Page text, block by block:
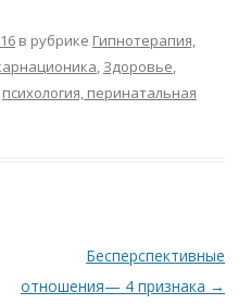
в рубрике Гипнотерапия,
, Здоровье,
психология, перинатальная
Бесперспективные
отношения— 4 признака →